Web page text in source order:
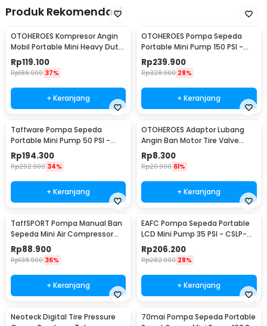
Produk Rekomendasi
OTOHEROES Kompresor Angin
Mobil Portable Mini Heavy Duty
12V 150 PSI
Rp119.100
Rp186.900 37%
+ Keranjang
OTOHEROES Pompa Sepeda
Portable Mini Pump 150 PSI -
628-4X4
Rp239.900
Rp328.900 28%
+ Keranjang
Taffware Pompa Sepeda
Portable Mini Pump 50 PSI -
ATJ-1166-mini
Rp194.300
Rp292.900 34%
+ Keranjang
OTOHEROES Adaptor Lubang
Angin Ban Motor Tire Valve
Stem Metal 90 Degree - EA90
Rp8.300
Rp20.900 61%
+ Keranjang
TaffSPORT Pompa Manual Ban
Sepeda Mini Air Compressor
210 PSI - PP03
Rp88.900
Rp138.900 36%
+ Keranjang
EAFC Pompa Sepeda Portable
LCD Mini Pump 35 PSI - CSLP-
A01
Rp206.200
Rp282.900 28%
+ Keranjang
Neoteck Digital Tire Pressure
70mai Pompa Sepeda Portable